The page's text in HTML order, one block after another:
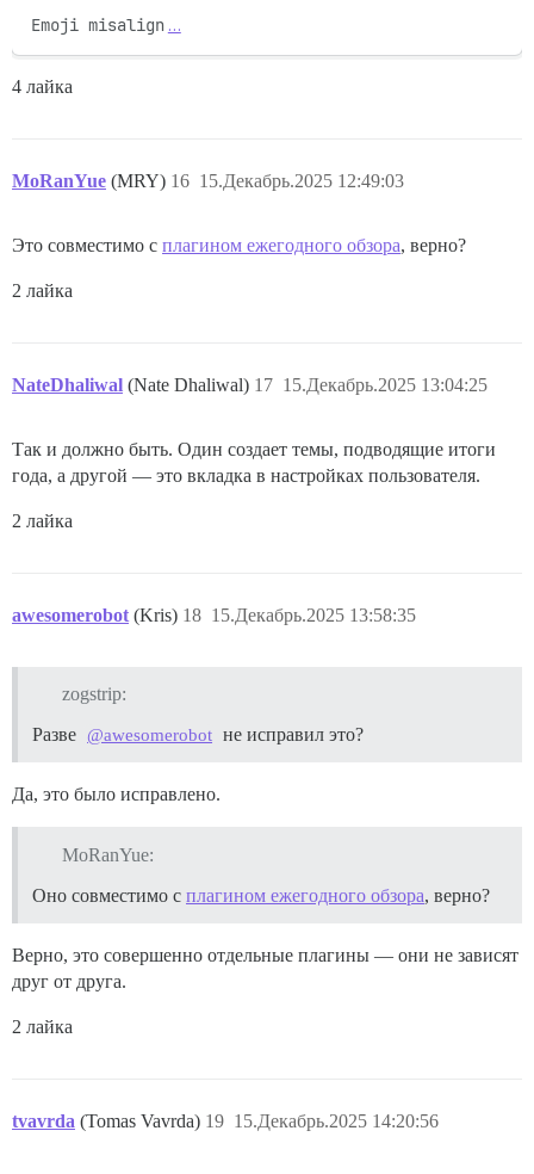
Emoji misalign …
4 лайка
MoRanYue (MRY) 15.Декабрь.2025 12:49:03
16
Это совместимо с плагином ежегодного обзора, верно?
2 лайка
NateDhaliwal (Nate Dhaliwal) 15.Декабрь.2025 13:04:25
17
Так и должно быть. Один создает темы, подводящие итоги
года, а другой — это вкладка в настройках пользователя.
2 лайка
awesomerobot (Kris) 15.Декабрь.2025 13:58:35
18
zogstrip:
Разве @awesomerobot не исправил это?
Да, это было исправлено.
MoRanYue:
Оно совместимо с плагином ежегодного обзора, верно?
Верно, это совершенно отдельные плагины — они не зависят
друг от друга.
2 лайка
tvavrda (Tomas Vavrda) 15.Декабрь.2025 14:20:56
19